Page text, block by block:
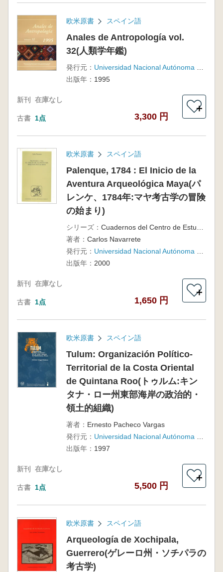
欧米原書 スペイン語
Anales de Antropología vol.
32(人類学年鑑)
発行元：
出版年： 1995
新刊 在庫なし
古書 1点 3,300 円
＋
欧米原書 スペイン語
Palenque, 1784 : El Inicio de la
Aventura Arqueológica Maya(パ
レンケ、1784年:マヤ考古学の冒険
の始まり)
シリーズ：
著者： Carlos Navarrete
発行元：
出版年： 2000
新刊 在庫なし
古書 1点 1,650 円
＋
欧米原書 スペイン語
Tulum: Organización Político-
Territorial de la Costa Oriental
de Quintana Roo(トゥルム:キン
タナ・ロー州東部海岸の政治的・
領土的組織)
著者： Ernesto Pacheco Vargas
発行元：
出版年： 1997
新刊 在庫なし
古書 1点 5,500 円
＋
欧米原書 スペイン語
Arqueología de Xochipala,
Guerrero(ゲレーロ州・ソチパラの
考古学)